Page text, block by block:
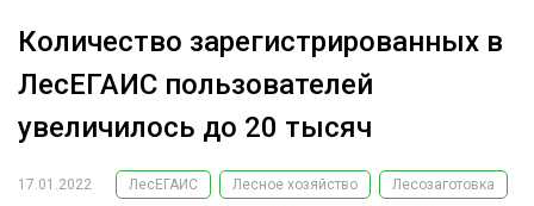
РЕКЛАМОДАТЕЛЯМ
ЛЕСНОЕ ХОЗЯЙСТВО
ЭКСПЕРТНОЕ МНЕНИЕ
Количество зарегистрированных в
ЛесЕГАИС пользователей
увеличилось до 20 тысяч
17.01.2022 ЛесЕГАИС Лесное хозяйство Лесозаготовка